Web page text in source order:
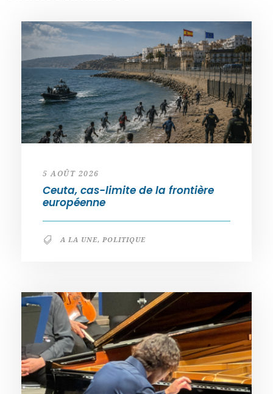
5 AOÛT 2026
Ceuta, cas-limite de la frontière
européenne
A LA UNE, POLITIQUE